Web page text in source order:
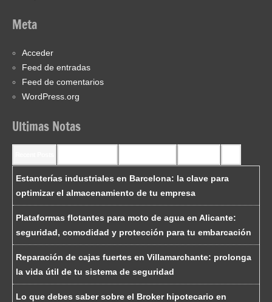
Meta
Acceder
Feed de entradas
Feed de comentarios
WordPress.org
Ultimas Notas
Estanterías industriales en Barcelona: la clave para
optimizar el almacenamiento de tu empresa
Plataformas flotantes para moto de agua en Alicante:
seguridad, comodidad y protección para tu embarcación
Reparación de cajas fuertes en Villamarchante: prolonga
la vida útil de tu sistema de seguridad
Lo que debes saber sobre el Broker hipotecario en